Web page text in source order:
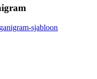
sjabloon